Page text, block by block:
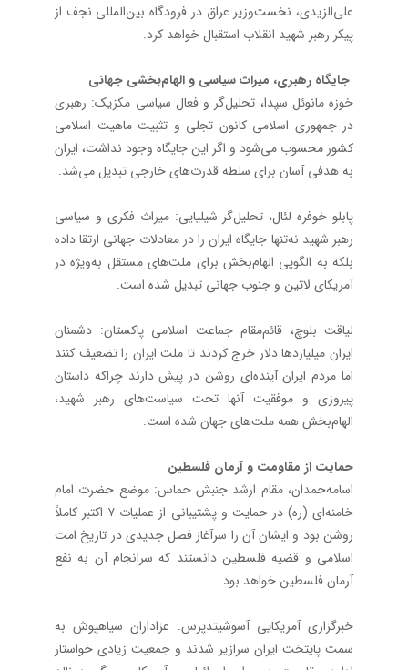
علی‌الزیدی، نخست‌وزیر عراق در فرودگاه بین‌المللی نجف از
پیکر رهبر شهید انقلاب استقبال خواهد کرد.
جایگاه رهبری، میراث سیاسی و الهام‌بخشی جهانی
خوزه مانوئل سپدا، تحلیل‌گر و فعال سیاسی مکزیک: رهبری
در جمهوری اسلامی کانون تجلی و تثبیت ماهیت اسلامی
کشور محسوب می‌شود و اگر این جایگاه وجود نداشت، ایران
به هدفی آسان برای سلطه قدرت‌های خارجی تبدیل می‌شد.
پابلو خوفره لئال، تحلیل‌گر شیلیایی: میراث فکری و سیاسی
رهبر شهید نه‌تنها جایگاه ایران را در معادلات جهانی ارتقا داده
بلکه به الگویی الهام‌بخش برای ملت‌های مستقل به‌ویژه در
آمریکای لاتین و جنوب جهانی تبدیل شده است.
لیاقت بلوچ، قائم‌مقام جماعت اسلامی پاکستان: دشمنان
ایران میلیاردها دلار خرج کردند تا ملت ایران را تضعیف کنند
اما مردم ایران آینده‌ای روشن در پیش دارند چراکه داستان
پیروزی و موفقیت آنها تحت سیاست‌های رهبر شهید،
الهام‌بخش همه ملت‌های جهان شده است.
حمایت از مقاومت و آرمان فلسطین
اسامه‌حمدان، مقام‌ ارشد جنبش حماس: موضع حضرت امام
خامنه‌ای (ره) در حمایت و پشتیبانی از عملیات ۷ اکتبر کاملاً
روشن بود و ایشان آن را سرآغاز فصل جدیدی در تاریخ امت
اسلامی و قضیه فلسطین دانستند که سرانجام آن به نفع
آرمان فلسطین خواهد بود.
خبرگزاری آمریکایی آسوشیتدپرس: عزاداران سیاهپوش به
سمت پایتخت ایران سرازیر شدند و جمعیت زیادی خواستار